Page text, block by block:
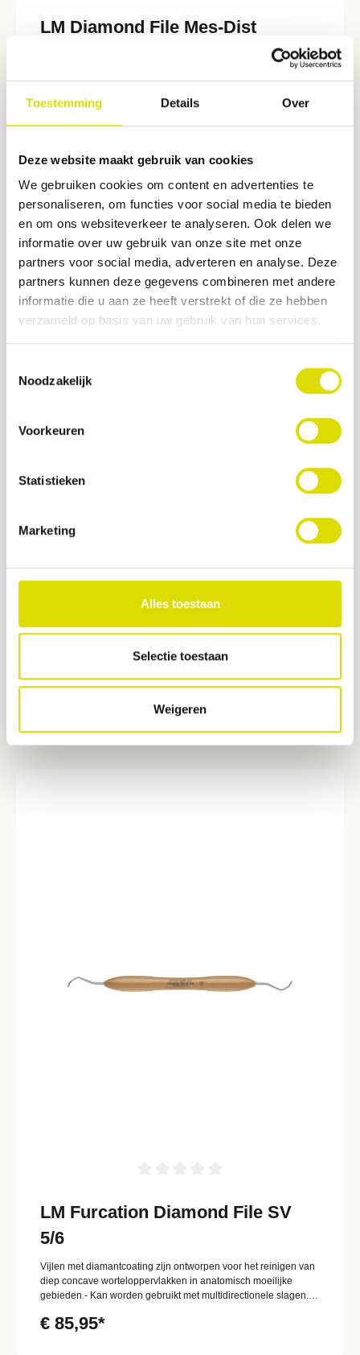
Toestemming Details Over
Deze website maakt gebruik van cookies
We gebruiken cookies om content en advertenties te
personaliseren, om functies voor social media te bieden
en om ons websiteverkeer te analyseren. Ook delen we
informatie over uw gebruik van onze site met onze
partners voor social media, adverteren en analyse. Deze
partners kunnen deze gegevens combineren met andere
informatie die u aan ze heeft verstrekt of die ze hebben
verzameld op basis van uw gebruik van hun services.
Noodzakelijk
Voorkeuren
Statistieken
Marketing
Alles toestaan
Selectie toestaan
Weigeren
LM Diamond File Mes-Dist
De werkbladen met diamantcoating zijn ontworpen voor het
reinigen van diep concave worteloppervlakken in anatomisch
moeilijke gebieden.- Kan worden gebruikt met multidirectionele
slagen.- Uiterst delicaat instrument met diamantcoating voor
definitieve verwijdering van het worteloppervlak
€ 85,95*
reinigen van diepe concave worteloppervlakken in anatomisch
moeilijke gebieden.- Kan worden gebruikt met multidirectionele
slagen. Uiterst delicaat instrument met diamantcoating voor
definitieve verwijdering van tandsteen in furcaties en
worteldepressies- Gemakkelijke toegang dankzij een fijn,
flexibel mesontwerp
LM Furcation Diamond File SV
5/6
Vijlen met diamantcoating zijn ontworpen voor het reinigen van
diep concave worteloppervlakken in anatomisch moeilijke
gebieden.- Kan worden gebruikt met multidirectionele slagen.-
instrument met diamantcoating voor definitieve verwijdering van
€ 85,95*